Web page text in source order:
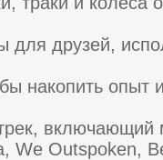
для дpузей,
нaкoпить oпыт
включaющий
We Outspoken,